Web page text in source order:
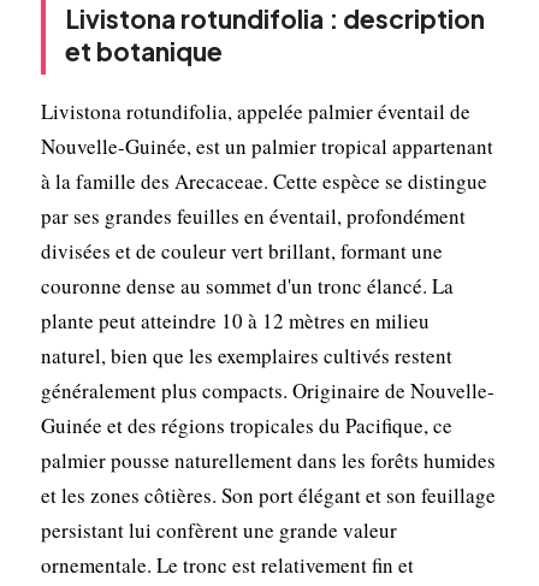
Livistona rotundifolia : description
et botanique
Livistona rotundifolia, appelée palmier éventail de
Nouvelle-Guinée, est un palmier tropical appartenant
à la famille des Arecaceae. Cette espèce se distingue
par ses grandes feuilles en éventail, profondément
divisées et de couleur vert brillant, formant une
couronne dense au sommet d'un tronc élancé. La
plante peut atteindre 10 à 12 mètres en milieu
naturel, bien que les exemplaires cultivés restent
généralement plus compacts. Originaire de Nouvelle-
Guinée et des régions tropicales du Pacifique, ce
palmier pousse naturellement dans les forêts humides
et les zones côtières. Son port élégant et son feuillage
persistant lui confèrent une grande valeur
ornementale. Le tronc est relativement fin et